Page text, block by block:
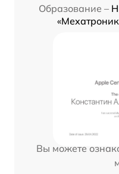
Образование –
Вы можете